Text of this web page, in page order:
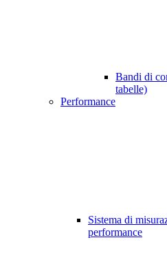
Bandi di
tabelle)
Performance
Sistema di
performance